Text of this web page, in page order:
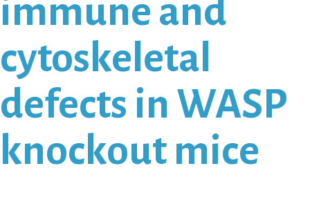
immune and
cytoskeletal
defects in WASP
knockout mice